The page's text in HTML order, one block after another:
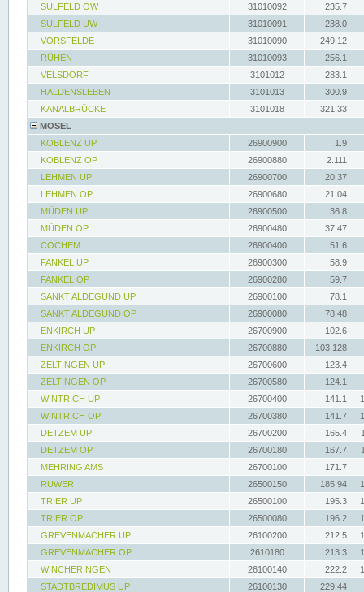
SÜLFELD OW
31010092
235.7
SÜLFELD UW
31010091
238.0
VORSFELDE
31010090
249.12
RÜHEN
31010093
256.1
VELSDORF
3101012
283.1
HALDENSLEBEN
3101013
300.9
KANALBRÜCKE
3101018
321.33
MOSEL
KOBLENZ UP
26900900
1.9
KOBLENZ OP
26900880
2.111
LEHMEN UP
26900700
20.37
LEHMEN OP
26900680
21.04
MÜDEN UP
26900500
36.8
MÜDEN OP
26900480
37.47
COCHEM
26900400
51.6
FANKEL UP
26900300
58.9
FANKEL OP
26900280
59.7
SANKT ALDEGUND UP
26900100
78.1
SANKT ALDEGUND OP
26900080
78.48
ENKIRCH UP
26700900
102.6
ENKIRCH OP
26700880
103.128
ZELTINGEN UP
26700600
123.4
ZELTINGEN OP
26700580
124.1
WINTRICH UP
26700400 141.1
WINTRICH OP
26700380 141.7
DETZEM UP
26700200 165.4
DETZEM OP
26700180 167.7
MEHRING AMS
26700100
171.7
RUWER
26500150 185.94
TRIER UP
26500100 195.3
TRIER OP
26500080 196.2
GREVENMACHER UP
26100200 212.5
GREVENMACHER OP
2610180 213.3
WINCHERINGEN
26100140 222.2
STADTBREDIMUS UP
26100130
229.44